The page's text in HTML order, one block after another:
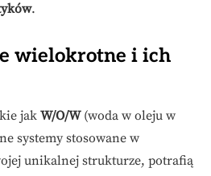
.
wielokrotne i ich
jakW/O/W(woda w oleju w
systemy stosowane w
unikalnej strukturze, potrafią